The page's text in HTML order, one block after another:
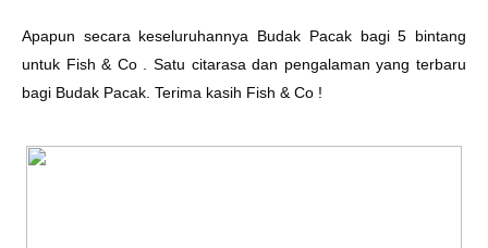
Apapun secara keseluruhannya Budak Pacak bagi 5 bintang
untuk Fish & Co . Satu citarasa dan pengalaman yang terbaru
bagi Budak Pacak. Terima kasih Fish & Co !